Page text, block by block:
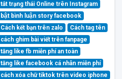
tắt trạng thái Online trên Instagram
bật bình luận story facebook
Cách kết bạn trên zalo
Cách tag tên
cách ghim bài viết trên fanpage
tăng like fb miễn phí an toàn
tăng like facebook cá nhân miễn phí
cách xóa chữ tiktok trên video iphone